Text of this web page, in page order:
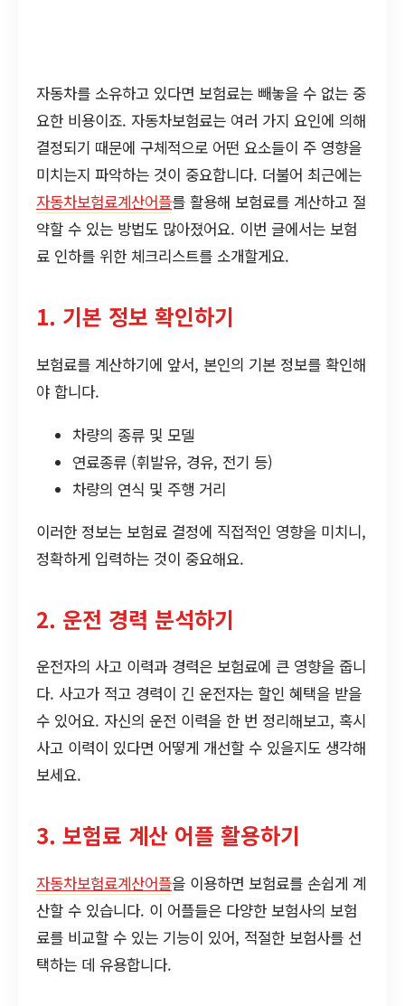
자동차를 소유하고 있다면 보험료는 빼놓을 수 없는 중
요한 비용이죠. 자동차보험료는 여러 가지 요인에 의해
결정되기 때문에 구체적으로 어떤 요소들이 주 영향을
미치는지 파악하는 것이 중요합니다. 더불어 최근에는
자동차보험료계산어플를 활용해 보험료를 계산하고 절
약할 수 있는 방법도 많아졌어요. 이번 글에서는 보험
료 인하를 위한 체크리스트를 소개할게요.
1. 기본 정보 확인하기
보험료를 계산하기에 앞서, 본인의 기본 정보를 확인해
야 합니다.
차량의 종류 및 모델
연료종류 (휘발유, 경유, 전기 등)
차량의 연식 및 주행 거리
이러한 정보는 보험료 결정에 직접적인 영향을 미치니,
정확하게 입력하는 것이 중요해요.
2. 운전 경력 분석하기
운전자의 사고 이력과 경력은 보험료에 큰 영향을 줍니
다. 사고가 적고 경력이 긴 운전자는 할인 혜택을 받을
수 있어요. 자신의 운전 이력을 한 번 정리해보고, 혹시
사고 이력이 있다면 어떻게 개선할 수 있을지도 생각해
보세요.
3. 보험료 계산 어플 활용하기
자동차보험료계산어플을 이용하면 보험료를 손쉽게 계
산할 수 있습니다. 이 어플들은 다양한 보험사의 보험
료를 비교할 수 있는 기능이 있어, 적절한 보험사를 선
택하는 데 유용합니다.